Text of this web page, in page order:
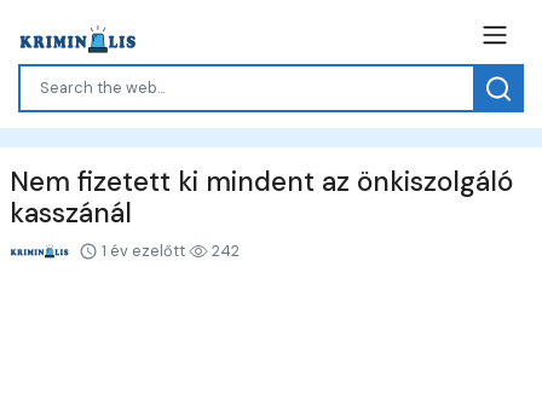
Nem fizetett ki mindent az önkiszolgáló
kasszánál
1 év ezelőtt 242